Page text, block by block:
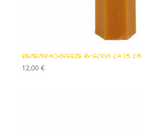
Bienenwachskerze 6-eckig ca 15 cm
12,00 €